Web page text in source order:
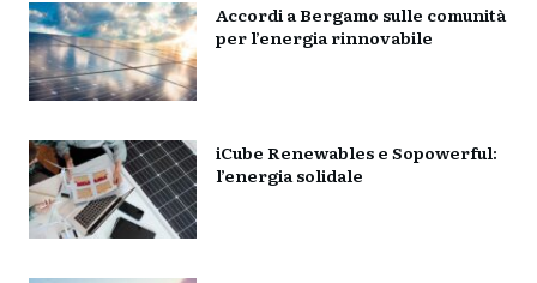
Accordi a Bergamo sulle comunità
per l’energia rinnovabile
iCube Renewables e Sopowerful:
l’energia solidale